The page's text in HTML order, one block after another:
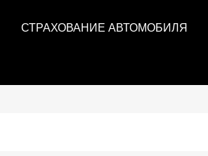
СТРАХОВАНИЕ АВТОМОБИЛЯ